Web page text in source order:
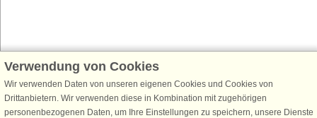
Schließen Sie sich 100.000 Ferienhaus-Fans an
Erhalten Sie einenWillkommensgutschein von 25 € für Ihren nächsten
Ferienhausurlaub - melden Sie sich einfach für den DanCenter Newsletter
Verwendung von Cookies
Wir verwenden Daten von unseren eigenen Cookies und Cookies von
Drittanbietern. Wir verwenden diese in Kombination mit zugehörigen
personenbezogenen Daten, um Ihre Einstellungen zu speichern, unsere Dienste